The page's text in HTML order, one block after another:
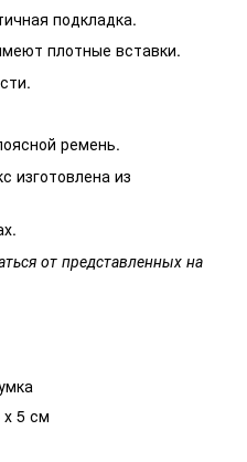
подкладка.
плотные вставки.
ремень.
изготовлена из
от представленных на
х 5 см